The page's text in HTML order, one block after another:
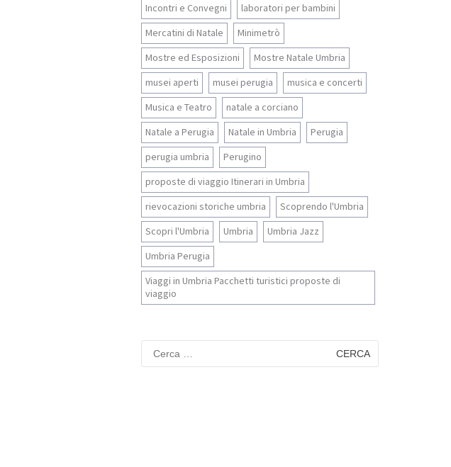
Incontri e Convegni
laboratori per bambini
Mercatini di Natale
Minimetrò
Mostre ed Esposizioni
Mostre Natale Umbria
musei aperti
musei perugia
musica e concerti
Musica e Teatro
natale a corciano
Natale a Perugia
Natale in Umbria
Perugia
perugia umbria
Perugino
proposte di viaggio Itinerari in Umbria
rievocazioni storiche umbria
Scoprendo l'Umbria
Scopri l'Umbria
Umbria
Umbria Jazz
Umbria Perugia
Viaggi in Umbria Pacchetti turistici proposte di
viaggio
per: